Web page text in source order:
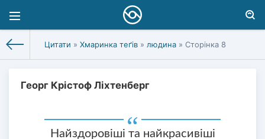
Цитати » Хмаринка теґів » людина » Сторінка 8
Георг Крістоф Ліхтенберг
Найздоровіші та найкрасивіші